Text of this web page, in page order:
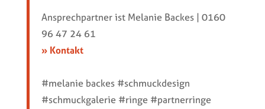
Ansprechpartner ist Melanie Backes | 0160
96 47 24 61
» Kontakt
#melanie backes #schmuckdesign
#schmuckgalerie #ringe #partnerringe